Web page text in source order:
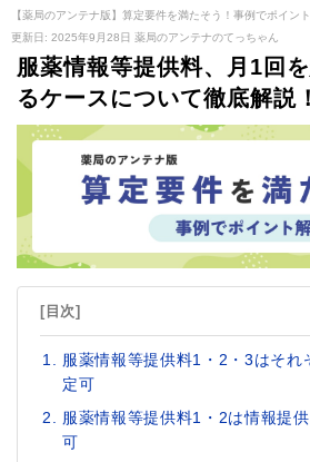
【薬局のアンテナ版】算定要件を満たそう！事例でポイン
更新日: 2025年9月28日 薬局のアンテナのてっちゃん
服薬情報等提供料、月1回
るケースについて徹底解説！
[目次]
服薬情報等提供料1・2・3はそれ
定可
服薬情報等提供料1・2は情報提
可